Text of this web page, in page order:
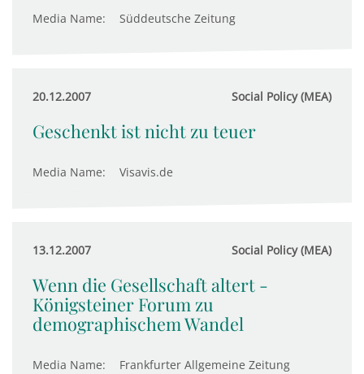
Media Name: Süddeutsche Zeitung
20.12.2007 Social Policy (MEA)
Geschenkt ist nicht zu teuer
Media Name: Visavis.de
13.12.2007 Social Policy (MEA)
Wenn die Gesellschaft altert -
Königsteiner Forum zu
demographischem Wandel
Media Name: Frankfurter Allgemeine Zeitung